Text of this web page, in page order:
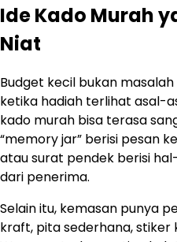
Ide Kado Murah
Niat
Budget kecil bukan
ketika hadiah terlihat asal-
kado murah bisa terasa
“memory jar” berisi pesan
atau surat pendek berisi
dari penerima.
Selain itu, kemasan punya
kraft, pita sederhana, stiker